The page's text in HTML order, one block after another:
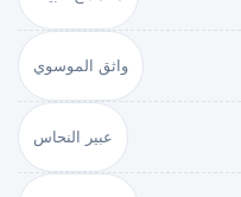
واثق الموسوي
عبير النحاس